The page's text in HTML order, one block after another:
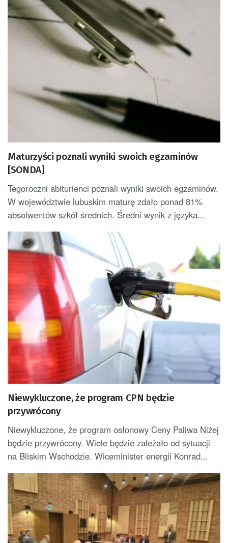
Maturzyści poznali wyniki swoich egzaminów
[SONDA]
Tegoroczni abiturienci poznali wyniki swoich egzaminów.
W województwie lubuskim maturę zdało ponad 81%
absolwentów szkół średnich. Średni wynik z języka...
Niewykluczone, że program CPN będzie
przywrócony
Niewykluczone, że program osłonowy Ceny Paliwa Niżej
będzie przywrócony. Wiele będzie zależało od sytuacji
na Bliskim Wschodzie. Wiceminister energii Konrad...